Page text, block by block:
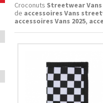
Croconuts Streetwear Vans
de accessoires Vans
accessoires Vans 2025,